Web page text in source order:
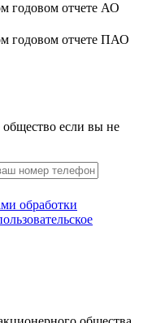
годовом отчете АО
годовом отчете ПАО
если вы не
обработки